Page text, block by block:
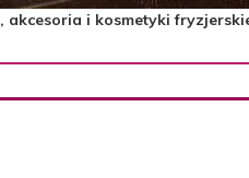
i kosmetyki